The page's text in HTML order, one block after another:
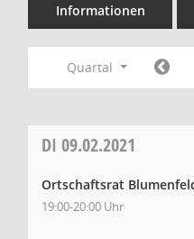
Informationen
Quartal
DI 09.02.2021
Ortschaftsrat
19:00-20:00 Uhr